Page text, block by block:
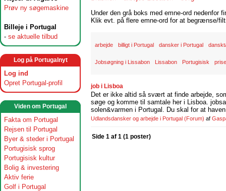
Prøv ny søgemaskine
Billeje i Portugal
- se aktuelle tilbud
Log på Portugalnyt
Log ind
Opret Portugal-profil
Viden om Portugal
Fakta om Portugal
Rejsen til Portugal
Byer & steder i Portugal
Portugisisk sprog
Portugisisk kultur
Bolig & investering
Aktiv ferie
Golf i Portugal
Under den grå boks med emne-ord nedenfor
Klik evt. på flere emne-ord for at begrænse/
arbejde billigt i Portugal dansker i Portugal
Jobsøgning i Lissabon Lissabon Portugisisk
job i Lisboa
Det er ikke altid så svært at finde arbejde,
søge og komme til samtale her i Lisboa.
solen&varmen i Portugal. Du skal for at
Udlandsdansker og arbejde i Portugal (Forum) af
Side 1 af 1 (1 poster)